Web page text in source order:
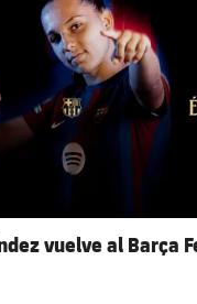
vuelve al Barça